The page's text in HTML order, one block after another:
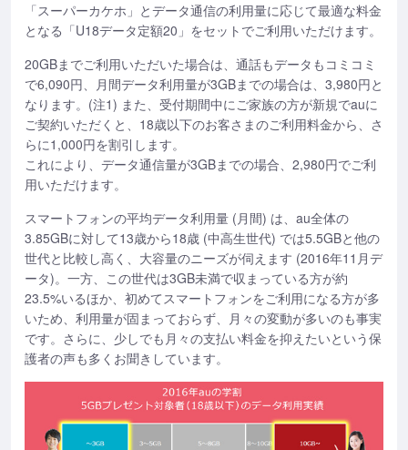
「スーパーカケホ」とデータ通信の利用量に応じて最適な料金
となる「U18データ定額20」をセットでご利用いただけます。
20GBまでご利用いただいた場合は、通話もデータもコミコミ
で6,090円、月間データ利用量が3GBまでの場合は、3,980円と
なります。(注1) また、受付期間中にご家族の方が新規でauに
ご契約いただくと、18歳以下のお客さまのご利用料金から、さ
らに1,000円を割引します。
これにより、データ通信量が3GBまでの場合、2,980円でご利
用いただけます。
スマートフォンの平均データ利用量 (月間) は、au全体の
3.85GBに対して13歳から18歳 (中高生世代) では5.5GBと他の
世代と比較し高く、大容量のニーズが伺えます (2016年11月デ
ータ)。一方、この世代は3GB未満で収まっている方が約
23.5%いるほか、初めてスマートフォンをご利用になる方が多
いため、利用量が固まっておらず、月々の変動が多いのも事実
です。さらに、少しでも月々の支払い料金を抑えたいという保
護者の声も多くお聞きしています。